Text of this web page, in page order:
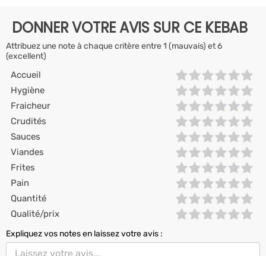
DONNER VOTRE AVIS SUR CE KEBAB
Attribuez une note à chaque critère entre 1 (mauvais) et 6
(excellent)
Accueil
Hygiène
Fraicheur
Crudités
Sauces
Viandes
Frites
Pain
Quantité
Qualité/prix
Expliquez vos notes en laissez votre avis :